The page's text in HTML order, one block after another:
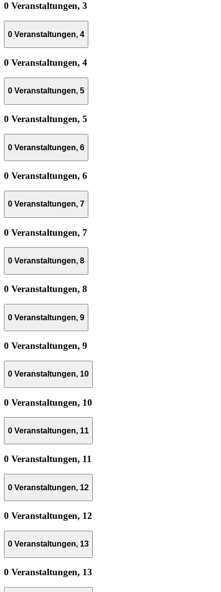
0 Veranstaltungen, 3
0 Veranstaltungen, 4
0 Veranstaltungen, 4
0 Veranstaltungen, 5
0 Veranstaltungen, 5
0 Veranstaltungen, 6
0 Veranstaltungen, 6
0 Veranstaltungen, 7
0 Veranstaltungen, 7
0 Veranstaltungen, 8
0 Veranstaltungen, 8
0 Veranstaltungen, 9
0 Veranstaltungen, 9
0 Veranstaltungen, 10
0 Veranstaltungen, 10
0 Veranstaltungen, 11
0 Veranstaltungen, 11
0 Veranstaltungen, 12
0 Veranstaltungen, 12
0 Veranstaltungen, 13
0 Veranstaltungen, 13